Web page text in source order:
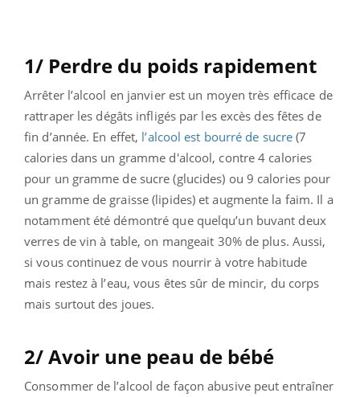
1/ Perdre du poids rapidement
Arrêter l’alcool en janvier est un moyen très efficace de
rattraper les dégâts infligés par les excès des fêtes de
fin d’année. En effet, l’alcool est bourré de sucre (7
calories dans un gramme d'alcool, contre 4 calories
pour un gramme de sucre (glucides) ou 9 calories pour
un gramme de graisse (lipides) et augmente la faim. Il a
notamment été démontré que quelqu’un buvant deux
verres de vin à table, on mangeait 30% de plus. Aussi,
si vous continuez de vous nourrir à votre habitude
mais restez à l’eau, vous êtes sûr de mincir, du corps
mais surtout des joues.
2/ Avoir une peau de bébé
Consommer de l’alcool de façon abusive peut entraîner